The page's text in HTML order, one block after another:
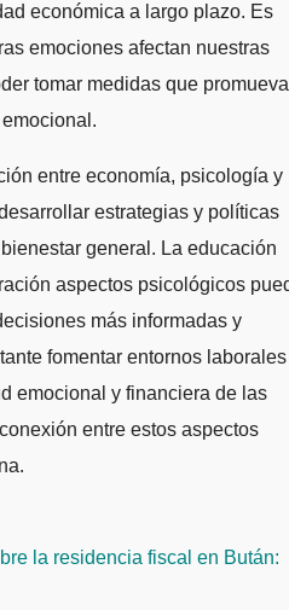
económica a largo plazo. Es
emociones afectan nuestras
tomar medidas que
entre economía, psicología y
estrategias y políticas
general. La educación
aspectos psicológicos
más informadas y
fomentar entornos
emocional y financiera de las
entre estos aspectos
la residencia fiscal en Bután: